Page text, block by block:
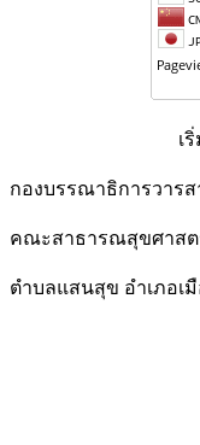
เ
กองบรรณาธิการวาร
คณะสาธารณสุขศาสต
ตำบลแสนสุข อำเภอเมื